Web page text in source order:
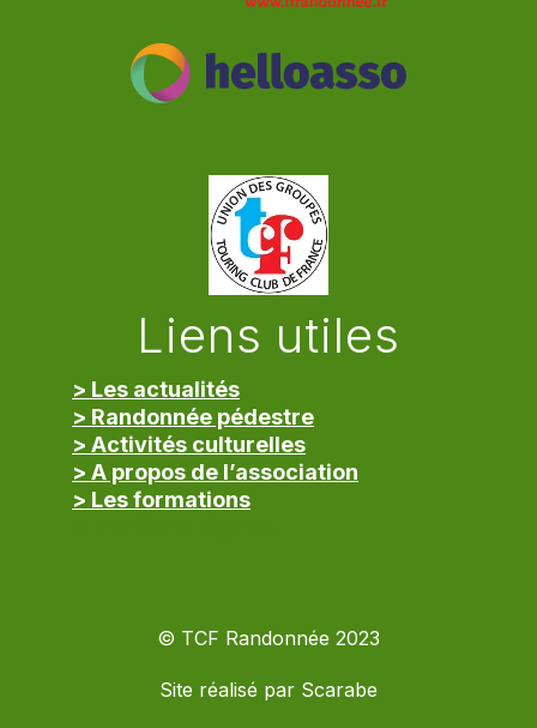
Liens utiles
> Les actualités
> Randonnée pédestre
> Activités culturelles
> A propos de l’association
> Les formations
© TCF Randonnée 2023
Site réalisé par Scarabe